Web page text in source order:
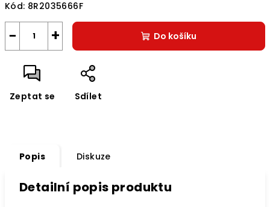
Kód: 8R2035666F
+
− Do košíku
Zeptat se Sdílet
Popis Diskuze
Detailní popis produktu